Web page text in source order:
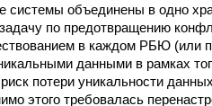
системы объединены в одно
по предотвращению
в каждом РБЮ (или
данными в рамках
потери уникальности
этого требовалась